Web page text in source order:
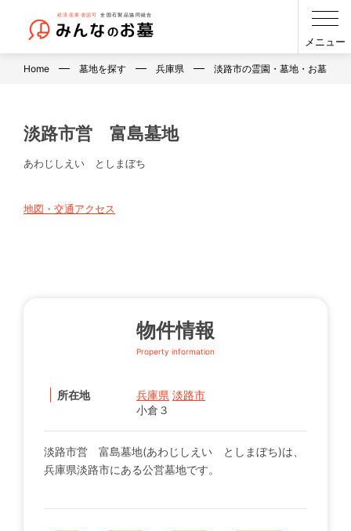
メニュー
Home 墓地を探す 兵庫県 淡路市の霊園・墓地・お墓
淡路市営 富島墓地
あわじしえい としまぼち
地図・交通アクセス
物件情報
Property information
所在地 兵庫県 淡路市
小倉３
淡路市営 富島墓地(あわじしえい としまぼち)は、
兵庫県淡路市にある公営墓地です。